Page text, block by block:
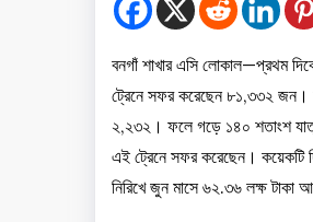
বনগাঁ শাখার এসি লোকাল—প্রথম
ট্রেনে সফর করেছেন ৮১,৩৩২ জন।
২,২৩২। ফলে গড়ে ১৪০ শতাংশ
এই ট্রেনে সফর করেছেন। কয়েকটি
নিরিখে জুন মাসে ৬২.৩৬ লক্ষ টাকা